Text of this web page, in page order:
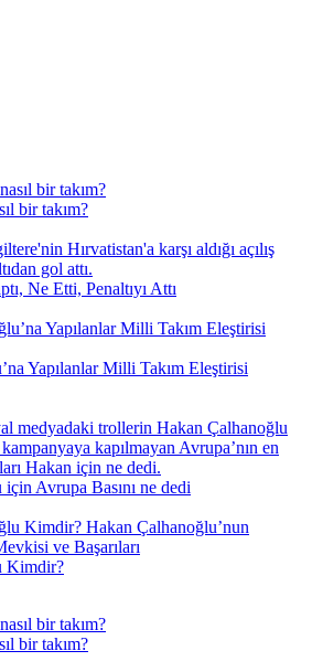
bir takım?
Ne Etti, Penaltıyı Attı
Yapılanlar Milli Takım Eleştirisi
Avrupa Basını ne dedi
Kimdir?
bir takım?